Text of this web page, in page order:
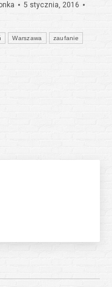
5 stycznia, 2016
Warszawa zaufanie